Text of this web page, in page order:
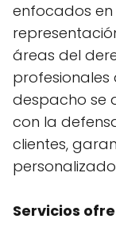
enfocados
áreas del
despacho se
con la
clientes,
Servicios